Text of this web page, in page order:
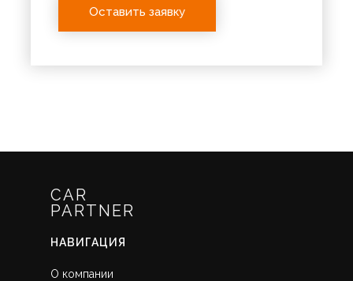
Оставить заявку
НАВИГАЦИЯ
О компании
CAR
PARTNER